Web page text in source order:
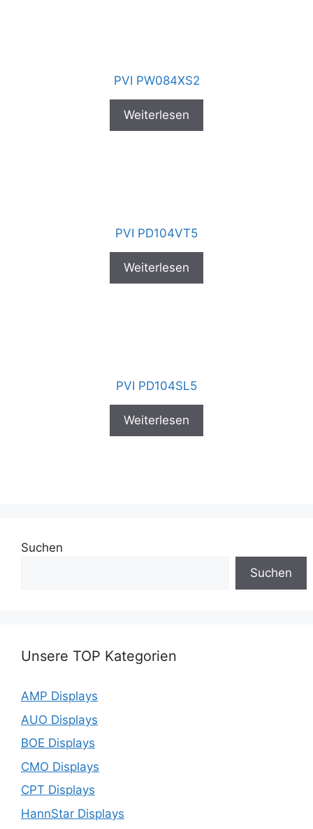
PVI PW084XS2
Weiterlesen
PVI PD104VT5
Weiterlesen
PVI PD104SL5
Weiterlesen
Suchen
Suchen
Unsere TOP Kategorien
AMP Displays
AUO Displays
BOE Displays
CMO Displays
CPT Displays
HannStar Displays